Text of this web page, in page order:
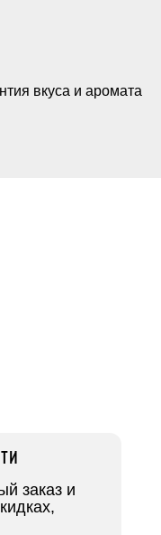
вкуса и аромата
заказ и